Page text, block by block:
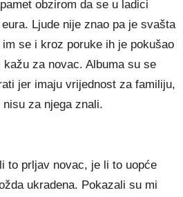
obzirom da se u ladici
Ljude nije znao pa je svašta
se i kroz poruke ih je pokušao
za novac. Albuma su se
jer imaju vrijednost za familiju,
za njega znali.
to prljav novac, je li to uopće
ukradena. Pokazali su mi